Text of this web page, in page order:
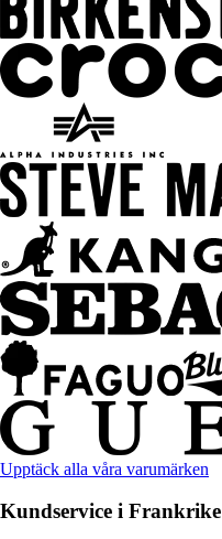
Upptäck alla våra varumärken
Kundservice i Frankrike